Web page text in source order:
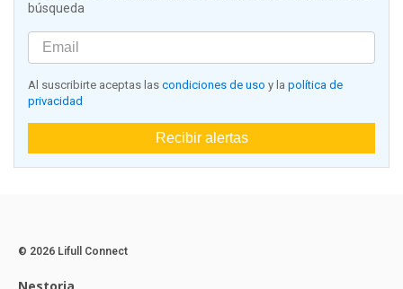
búsqueda
Al suscribirte aceptas las condiciones de uso y la política de
privacidad
Recibir alertas
© 2026 Lifull Connect